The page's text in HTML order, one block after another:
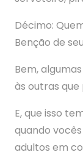
Décimo:
Benção de
Bem,
às outras
E, que isso
quando
adultos em